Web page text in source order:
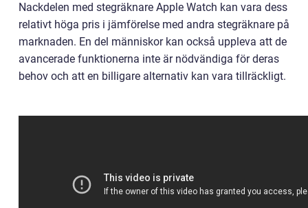
Nackdelen med stegräknare Apple Watch kan vara dess
relativt höga pris i jämförelse med andra stegräknare på
marknaden. En del människor kan också uppleva att de
avancerade funktionerna inte är nödvändiga för deras
behov och att en billigare alternativ kan vara tillräckligt.